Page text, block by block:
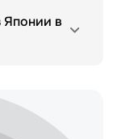
Японии в